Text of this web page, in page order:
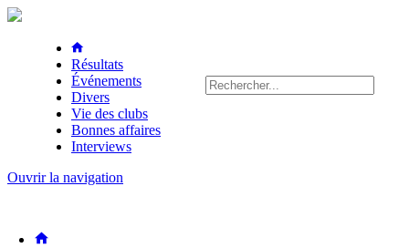
Résultats
Événements
Divers
Vie des clubs
Bonnes affaires
Interviews
Ouvrir la navigation